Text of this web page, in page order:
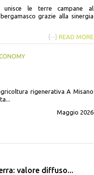
le terre campane al
grazie alla sinergia
{···} READ MORE
rigenerativa A Misano
Maggio 2026
valore diffuso...